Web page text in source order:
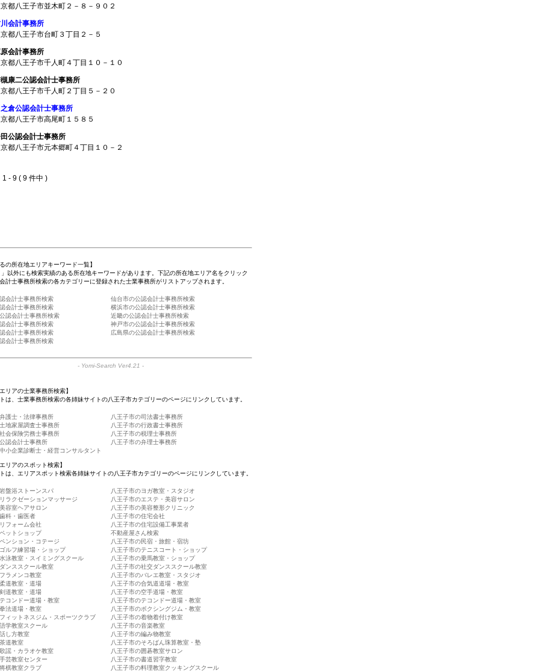
都八王子市並木町２－８－９０２
会計事務所
都八王子市台町３丁目２－５
会計事務所
都八王子市千人町４丁目１０－１０
康二公認会計士事務所
都八王子市千人町２丁目５－２０
倉公認会計士事務所
都八王子市高尾町１５８５
公認会計士事務所
都八王子市元本郷町４丁目１０－２
9 ( 9 件中 )
の所在地エリアキーワード一覧】
以外にも検索実績のある所在地キーワードがあります。下記の所在地エリア名をクリック
計士事務所検索の各カテゴリーに登録された士業事務所がリストアップされます。
会計士事務所検索
仙台市の公認会計士事務所検索
会計士事務所検索
横浜市の公認会計士事務所検索
認会計士事務所検索
近畿の公認会計士事務所検索
会計士事務所検索
神戸市の公認会計士事務所検索
会計士事務所検索
広島県の公認会計士事務所検索
会計士事務所検索
- Yomi-Search Ver4.21 -
リアの士業事務所検索】
は、士業事務所検索の各姉妹サイトの八王子市カテゴリーのページにリンクしています。
護士・法律事務所
八王子市の司法書士事務所
地家屋調査士事務所
八王子市の行政書士事務所
会保険労務士事務所
八王子市の税理士事務所
認会計士事務所
八王子市の弁理士事務所
小企業診断士・経営コンサルタント
リアのスポット検索】
は、エリアスポット検索各姉妹サイトの八王子市カテゴリーのページにリンクしています。
盤浴ストーンスパ
八王子市のヨガ教室・スタジオ
ラクゼーションマッサージ
八王子市のエステ・美容サロン
容室ヘアサロン
八王子市の美容整形クリニック
科・歯医者
八王子市の住宅会社
フォーム会社
八王子市の住宅設備工事業者
ットショップ
不動産屋さん検索
ンション・コテージ
八王子市の民宿・旅館・宿坊
ルフ練習場・ショップ
八王子市のテニスコート・ショップ
泳教室・スイミングスクール
八王子市の乗馬教室・ショップ
ンススクール教室
八王子市の社交ダンススクール教室
ラメンコ教室
八王子市のバレエ教室・スタジオ
道教室・道場
八王子市の合気道道場・教室
道教室・道場
八王子市の空手道場・教室
コンドー道場・教室
八王子市のテコンドー道場・教室
法道場・教室
八王子市のボクシングジム・教室
ィットネスジム・スポーツクラブ
八王子市の着物着付け教室
学教室スクール
八王子市の音楽教室
し方教室
八王子市の編み物教室
道教室
八王子市のそろばん珠算教室・塾
謡・カラオケ教室
八王子市の囲碁教室サロン
芸教室センター
八王子市の書道習字教室
棋教室クラブ
八王子市の料理教室クッキングスクール